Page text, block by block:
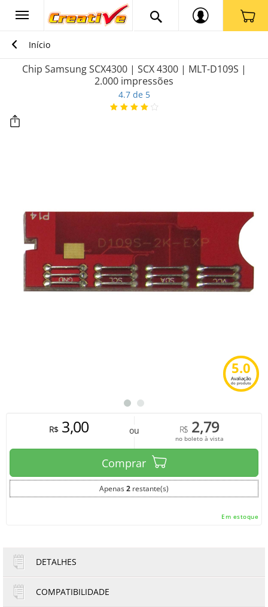
Início
Chip Samsung SCX4300 | SCX 4300 | MLT-D109S |
2.000 impressões
4.7 de 5
5.0
Avaliação
do produto
R$3,00 ou R$ 2,79
no boleto à vista
Comprar
Apenas2 restante(s)
Em estoque
DETALHES
COMPATIBILIDADE